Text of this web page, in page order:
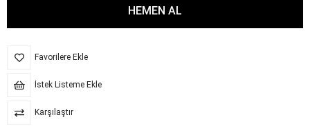
Favorilere Ekle
İstek Listeme Ekle
Karşılaştır